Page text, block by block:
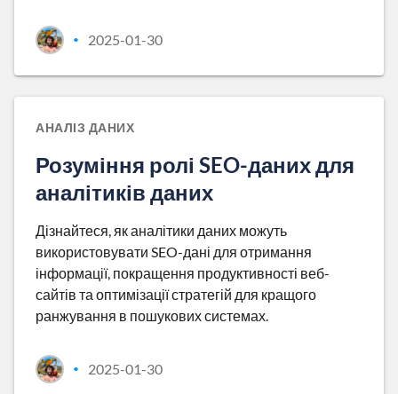
• 2025-01-30
АНАЛІЗ ДАНИХ
Розуміння ролі SEO-даних для
аналітиків даних
Дізнайтеся, як аналітики даних можуть
використовувати SEO-дані для отримання
інформації, покращення продуктивності веб-
сайтів та оптимізації стратегій для кращого
ранжування в пошукових системах.
• 2025-01-30